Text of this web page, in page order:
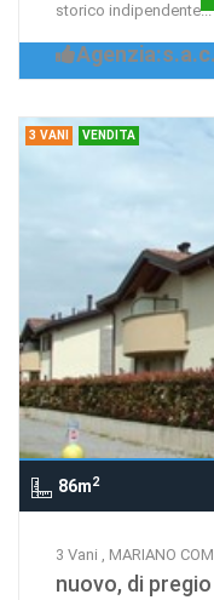
storico indipendente...
3 VANI VENDITA
86m2
3 Vani , MARIANO
nuovo, di